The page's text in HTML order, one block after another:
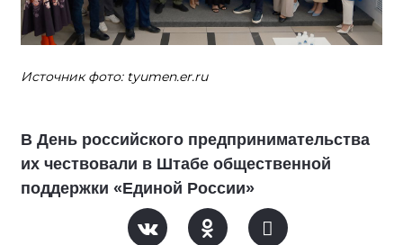
Источник фото: tyumen.er.ru
В День российского предпринимательства
их чествовали в Штабе общественной
поддержки «Единой России»